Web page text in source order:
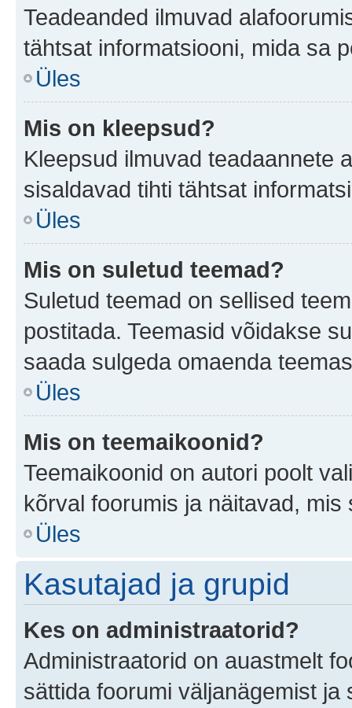
Teadeanded ilmuvad
tähtsat informatsiooni, mida sa
Üles
Mis on kleepsud?
Kleepsud ilmuvad teadaannete
sisaldavad tihti tähtsat
Üles
Mis on suletud teemad?
Suletud teemad on sellised
postitada. Teemasid võidakse
saada sulgeda omaenda
Üles
Mis on teemaikoonid?
Teemaikoonid on autori poolt
kõrval foorumis ja näitavad, mis
Üles
Kasutajad ja grupid
Kes on administraatorid?
Administraatorid on auastmelt
sättida foorumi väljanägemist